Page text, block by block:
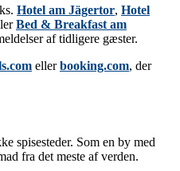
Hotel am Jägertor, Hotel
Bed & Breakfast am
af tidligere gæster.
ellerbooking.com, der
spisesteder. Som en by med
fra det meste af verden.